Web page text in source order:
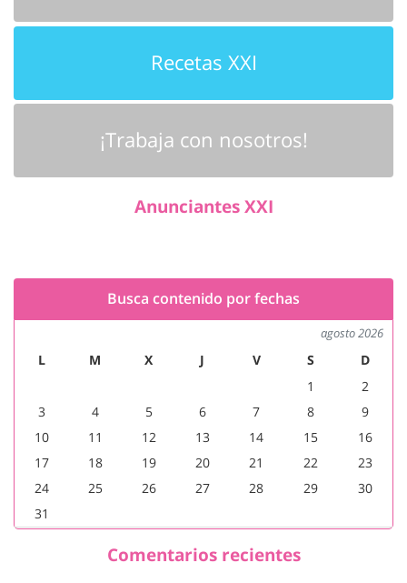
Recetas XXI
¡Trabaja con nosotros!
Anunciantes XXI
Busca contenido por fechas
agosto 2026
L M X J V S
D
1
2
3
4 5 6 7 8
9
10
11 12 13 14 15
16
17
18 19 20 21 22
23
24
25 26 27 28 29
30
31
Comentarios recientes